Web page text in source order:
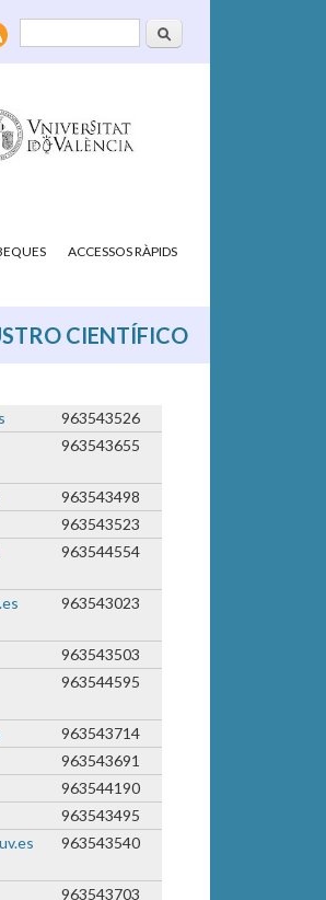
deCerca
ACCESSOS RÀPIDS
CIENTÍFICO
963543526
963543655
963543498
963543523
963544554
963543023
963543503
963544595
963543714
963543691
963544190
963543495
963543540
963543703